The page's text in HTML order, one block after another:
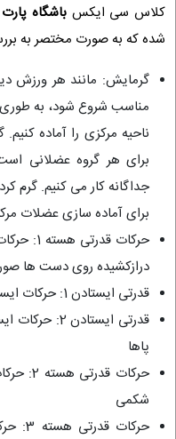
کلاس سی ایکسباشگاه
شده که به صورت مختصر به
مناسب شروع شود، به
برای هر گروه عضلانی
جداگانه کار می کنیم.
برای آماده سازی عضلات
حرکات
درازکشیده روی دست ها
قدرتی ایستادن 1: حرکات ایستاده برای همگام سازی بالا و پایین بدن
قدرتی
پاها
حرکات
شکمی